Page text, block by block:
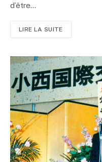
d’être…
LIRE LA SUITE